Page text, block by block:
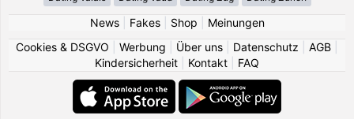
News| Fakes| Shop
Meinungen
Cookies & DSGVO
Werbung Über uns Datenschutz AGB
Kindersicherheit
Kontakt FAQ